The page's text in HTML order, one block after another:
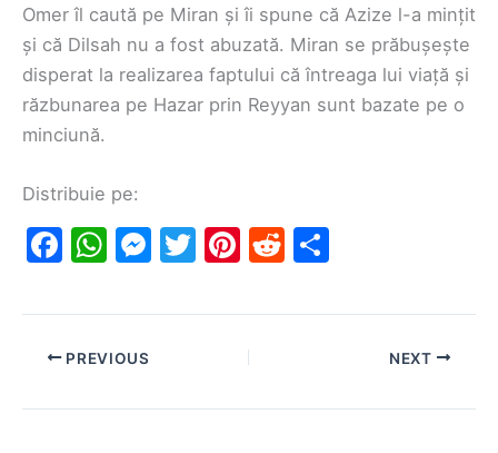
Omer îl caută pe Miran și îi spune că Azize l-a mințit
și că Dilsah nu a fost abuzată. Miran se prăbușește
disperat la realizarea faptului că întreaga lui viață și
răzbunarea pe Hazar prin Reyyan sunt bazate pe o
minciună.
Distribuie pe:
F
c
e
o
W
at
s
p
M
s
n
T
itt
Pi
er
e
R
d ar
PREVIOUS NEXT